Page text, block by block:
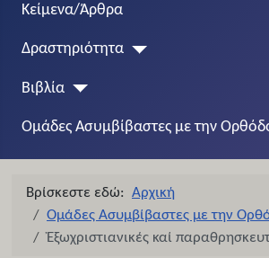
Κείμενα/Άρθρα
Δραστηριότητα
Βιβλία
Ομάδες Ασυμβίβαστες με την
Βρίσκεστε εδώ: Αρχική
Ομάδες Ασυμβίβαστες με την
Ἐξωχριστιανικές καί